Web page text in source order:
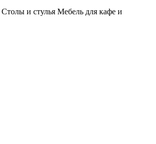
Столы и стулья Мебель для кафе и